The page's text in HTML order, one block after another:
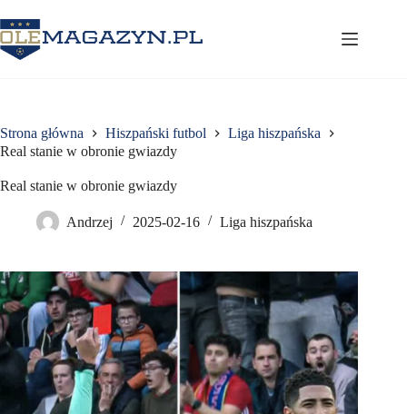
do
treści
Strona główna Hiszpański futbol
Liga hiszpańska
Real stanie w obronie gwiazdy
Real stanie w obronie gwiazdy
Andrzej 2025-02-16 Liga hiszpańska